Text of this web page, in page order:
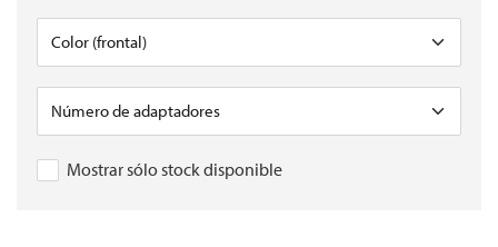
Mostrar sólo stock disponible